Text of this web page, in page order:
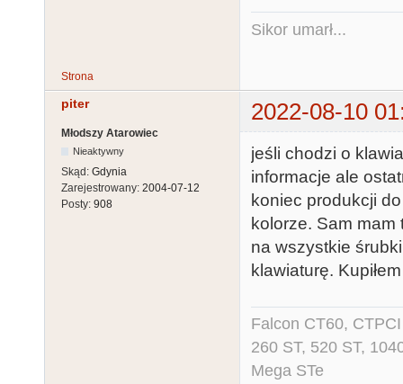
Sikor umarł...
Strona
piter 2022-08-10
Młodszy Atarowiec
Nieaktywny
Skąd: Gdynia
Zarejestrowany: 2004-07-12
Posty: 908
jeśli chodzi o
informacje ale
koniec produkcji
kolorze. Sam mam
na wszystkie
klawiaturę.
Falcon CT60,
260 ST, 520 ST,
Mega STe